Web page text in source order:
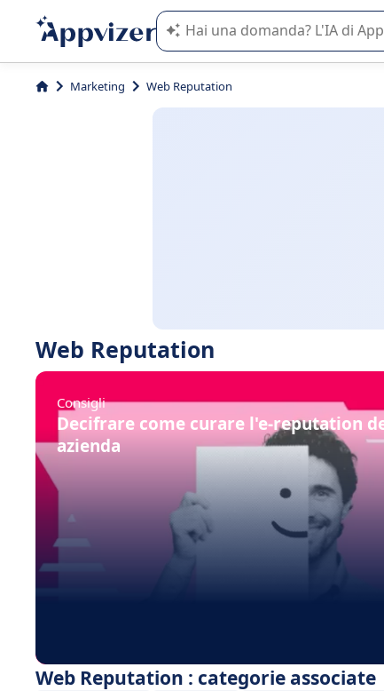
L'IA di Appvizer vi guida
Marketing Web Reputation
Web Reputation
Consigli
Decifrare come curare l'e-reputation
azienda
Web Reputation : categorie associate